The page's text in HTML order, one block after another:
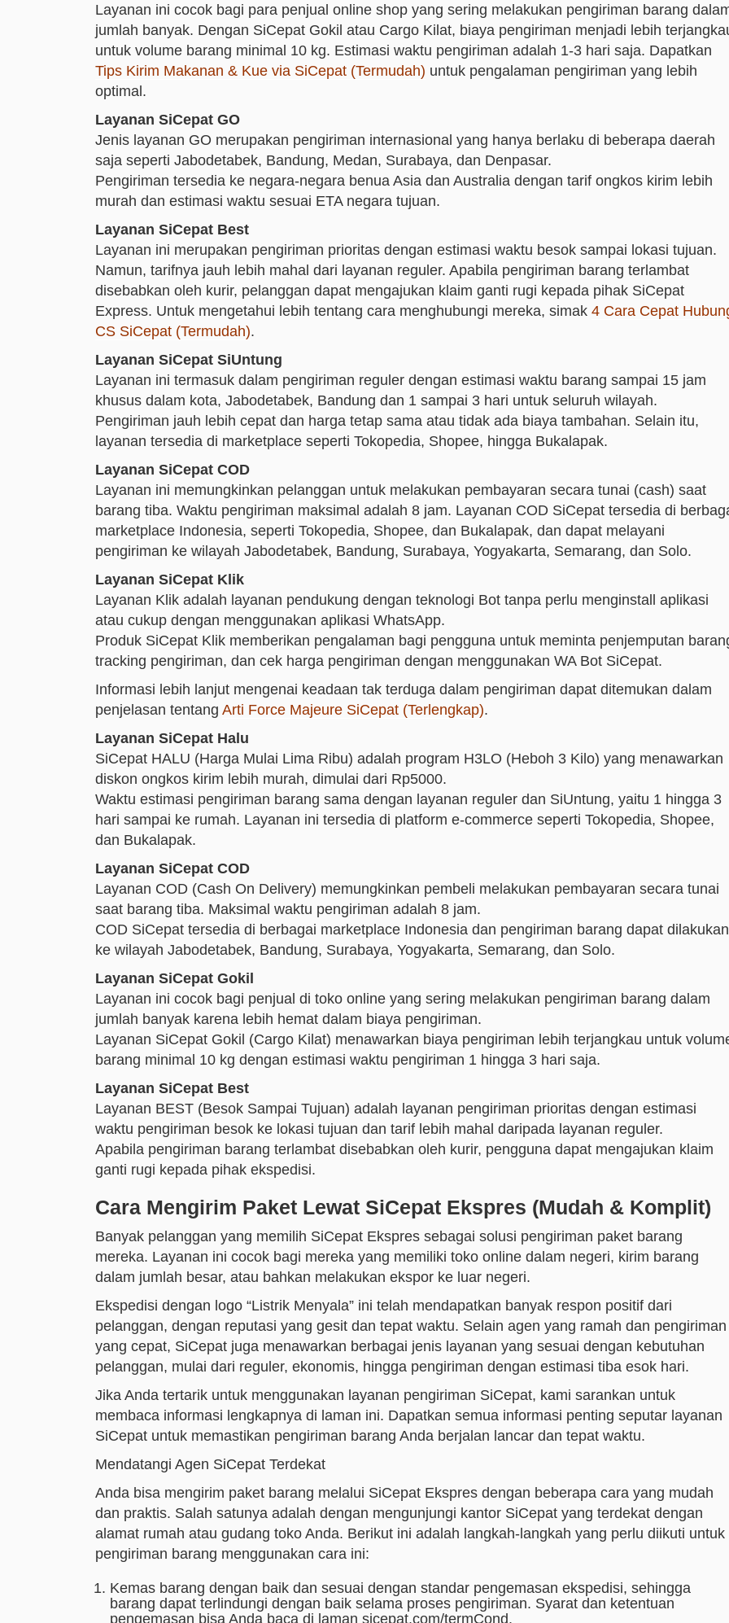
Layanan ini cocok bagi para penjual online shop yang sering melakukan pengiriman barang
jumlah banyak. Dengan SiCepat Gokil atau Cargo Kilat, biaya pengiriman menjadi lebih
untuk volume barang minimal 10 kg. Estimasi waktu pengiriman adalah 1-3 hari saja. Dapatkan
Tips Kirim Makanan & Kue via SiCepat (Termudah) untuk pengalaman pengiriman yang lebih
optimal.
Layanan SiCepat GO
Jenis layanan GO merupakan pengiriman internasional yang hanya berlaku di beberapa daerah
saja seperti Jabodetabek, Bandung, Medan, Surabaya, dan Denpasar.
Pengiriman tersedia ke negara-negara benua Asia dan Australia dengan tarif ongkos kirim lebih
murah dan estimasi waktu sesuai ETA negara tujuan.
Layanan SiCepat Best
Layanan ini merupakan pengiriman prioritas dengan estimasi waktu besok sampai lokasi tujuan.
Namun, tarifnya jauh lebih mahal dari layanan reguler. Apabila pengiriman barang terlambat
disebabkan oleh kurir, pelanggan dapat mengajukan klaim ganti rugi kepada pihak SiCepat
Express. Untuk mengetahui lebih tentang cara menghubungi mereka, simak 4 Cara Cepat
CS SiCepat (Termudah).
Layanan SiCepat SiUntung
Layanan ini termasuk dalam pengiriman reguler dengan estimasi waktu barang sampai 15 jam
khusus dalam kota, Jabodetabek, Bandung dan 1 sampai 3 hari untuk seluruh wilayah.
Pengiriman jauh lebih cepat dan harga tetap sama atau tidak ada biaya tambahan. Selain itu,
layanan tersedia di marketplace seperti Tokopedia, Shopee, hingga Bukalapak.
Layanan SiCepat COD
Layanan ini memungkinkan pelanggan untuk melakukan pembayaran secara tunai (cash) saat
barang tiba. Waktu pengiriman maksimal adalah 8 jam. Layanan COD SiCepat tersedia di
marketplace Indonesia, seperti Tokopedia, Shopee, dan Bukalapak, dan dapat melayani
pengiriman ke wilayah Jabodetabek, Bandung, Surabaya, Yogyakarta, Semarang, dan Solo.
Layanan SiCepat Klik
Layanan Klik adalah layanan pendukung dengan teknologi Bot tanpa perlu menginstall aplikasi
atau cukup dengan menggunakan aplikasi WhatsApp.
Produk SiCepat Klik memberikan pengalaman bagi pengguna untuk meminta penjemputan
tracking pengiriman, dan cek harga pengiriman dengan menggunakan WA Bot SiCepat.
Informasi lebih lanjut mengenai keadaan tak terduga dalam pengiriman dapat ditemukan dalam
penjelasan tentang Arti Force Majeure SiCepat (Terlengkap).
Layanan SiCepat Halu
SiCepat HALU (Harga Mulai Lima Ribu) adalah program H3LO (Heboh 3 Kilo) yang menawarkan
diskon ongkos kirim lebih murah, dimulai dari Rp5000.
Waktu estimasi pengiriman barang sama dengan layanan reguler dan SiUntung, yaitu 1 hingga 3
hari sampai ke rumah. Layanan ini tersedia di platform e-commerce seperti Tokopedia, Shopee,
dan Bukalapak.
Layanan SiCepat COD
Layanan COD (Cash On Delivery) memungkinkan pembeli melakukan pembayaran secara tunai
saat barang tiba. Maksimal waktu pengiriman adalah 8 jam.
COD SiCepat tersedia di berbagai marketplace Indonesia dan pengiriman barang dapat dilakukan
ke wilayah Jabodetabek, Bandung, Surabaya, Yogyakarta, Semarang, dan Solo.
Layanan SiCepat Gokil
Layanan ini cocok bagi penjual di toko online yang sering melakukan pengiriman barang dalam
jumlah banyak karena lebih hemat dalam biaya pengiriman.
Layanan SiCepat Gokil (Cargo Kilat) menawarkan biaya pengiriman lebih terjangkau untuk
barang minimal 10 kg dengan estimasi waktu pengiriman 1 hingga 3 hari saja.
Layanan SiCepat Best
Layanan BEST (Besok Sampai Tujuan) adalah layanan pengiriman prioritas dengan estimasi
waktu pengiriman besok ke lokasi tujuan dan tarif lebih mahal daripada layanan reguler.
Apabila pengiriman barang terlambat disebabkan oleh kurir, pengguna dapat mengajukan klaim
ganti rugi kepada pihak ekspedisi.
Cara Mengirim Paket Lewat SiCepat Ekspres (Mudah & Komplit)
Banyak pelanggan yang memilih SiCepat Ekspres sebagai solusi pengiriman paket barang
mereka. Layanan ini cocok bagi mereka yang memiliki toko online dalam negeri, kirim barang
dalam jumlah besar, atau bahkan melakukan ekspor ke luar negeri.
Ekspedisi dengan logo “Listrik Menyala” ini telah mendapatkan banyak respon positif dari
pelanggan, dengan reputasi yang gesit dan tepat waktu. Selain agen yang ramah dan pengiriman
yang cepat, SiCepat juga menawarkan berbagai jenis layanan yang sesuai dengan kebutuhan
pelanggan, mulai dari reguler, ekonomis, hingga pengiriman dengan estimasi tiba esok hari.
Jika Anda tertarik untuk menggunakan layanan pengiriman SiCepat, kami sarankan untuk
membaca informasi lengkapnya di laman ini. Dapatkan semua informasi penting seputar layanan
SiCepat untuk memastikan pengiriman barang Anda berjalan lancar dan tepat waktu.
Mendatangi Agen SiCepat Terdekat
Anda bisa mengirim paket barang melalui SiCepat Ekspres dengan beberapa cara yang mudah
dan praktis. Salah satunya adalah dengan mengunjungi kantor SiCepat yang terdekat dengan
alamat rumah atau gudang toko Anda. Berikut ini adalah langkah-langkah yang perlu diikuti untuk
pengiriman barang menggunakan cara ini:
Kemas barang dengan baik dan sesuai dengan standar pengemasan ekspedisi, sehingga
barang dapat terlindungi dengan baik selama proses pengiriman. Syarat dan ketentuan
pengemasan bisa Anda baca di laman sicepat.com/termCond.